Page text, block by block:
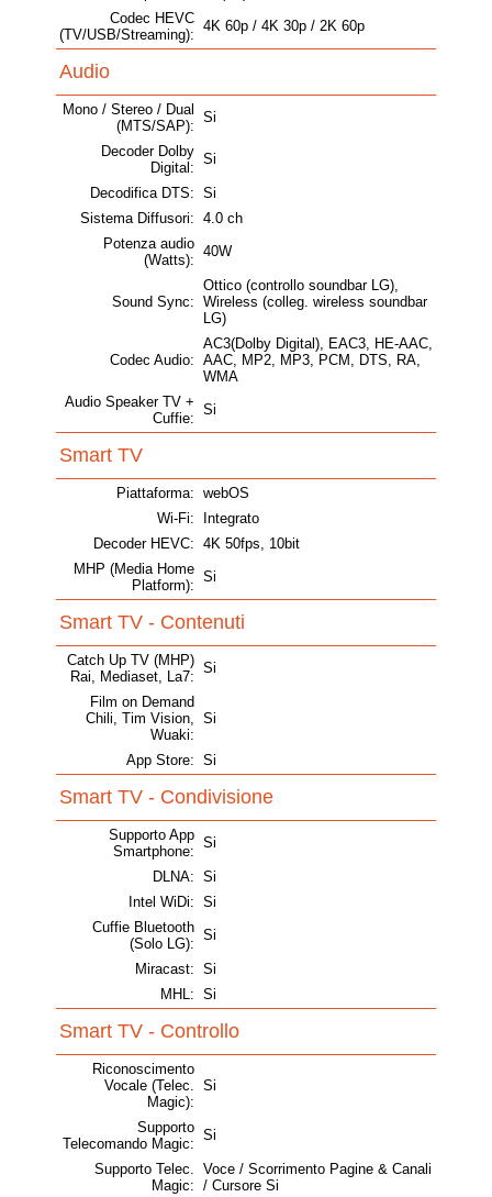
Codec HEVC
(TV/USB/Streaming):
4K 60p / 4K 30p / 2K 60p
Audio
Mono / Stereo / Dual
(MTS/SAP):
Si
Decoder Dolby
Digital:
Si
Decodifica DTS: Si
Sistema Diffusori: 4.0 ch
Potenza audio
(Watts):
40W
Sound Sync:
Ottico (controllo soundbar LG),
Wireless (colleg. wireless soundbar
LG)
Codec Audio:
AC3(Dolby Digital), EAC3, HE-AAC,
AAC, MP2, MP3, PCM, DTS, RA,
WMA
Audio Speaker TV +
Cuffie:
Si
Smart TV
Piattaforma: webOS
Wi-Fi:
Integrato
Decoder HEVC: 4K 50fps, 10bit
MHP (Media Home
Platform):
Si
Smart TV - Contenuti
Catch Up TV (MHP)
Rai, Mediaset, La7:
Si
Film on Demand
Chili, Tim Vision,
Wuaki:
Si
App Store: Si
Smart TV - Condivisione
Supporto App
Smartphone:
Si
DLNA: Si
Intel WiDi: Si
Cuffie Bluetooth
(Solo LG):
Si
Miracast: Si
MHL: Si
Smart TV - Controllo
Riconoscimento
Vocale (Telec.
Magic):
Si
Supporto
Telecomando Magic:
Si
Supporto Telec.
Magic:
Voce / Scorrimento Pagine & Canali
/ Cursore Si